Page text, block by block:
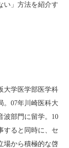
い」方法を紹介す
大学医学部医学科
。07年川崎医科大
波部門に留学。10
すると同時に、セ
場から積極的な啓